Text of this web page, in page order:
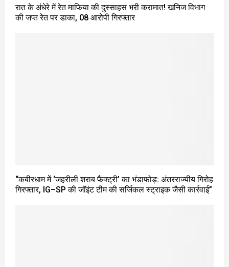
रात के अंधेरे में रेत माफिया की दुस्साहस भरी करामात! खनिज विभाग
की जप्त रेत पर डाका, 08 आरोपी गिरफ्तार
“कबीरधाम में ‘जहरीली शराब फैक्ट्री’ का भंडाफोड़: अंतरराज्यीय गिरोह
गिरफ्तार, IG–SP की जॉइंट टीम की सर्जिकल स्ट्राइक जैसी कार्रवाई”